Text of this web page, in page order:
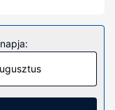
szoba
is található.
és a
kínálata mind a
kényelmi